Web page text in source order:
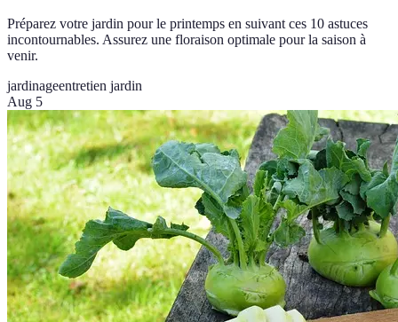
Préparez votre jardin pour le printemps en suivant ces 10 astuces
incontournables. Assurez une floraison optimale pour la saison à
venir.
jardinageentretien jardin
Aug 5